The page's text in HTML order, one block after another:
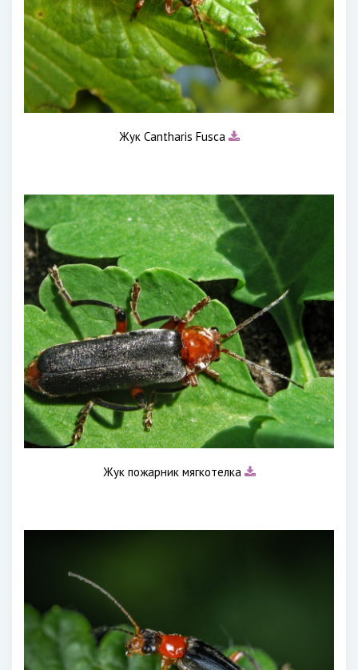
Жук Cantharis Fusca
Жук пожарник мягкотелка